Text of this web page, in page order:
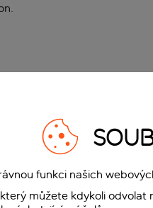
.
funkci našich
můžete kdykoli